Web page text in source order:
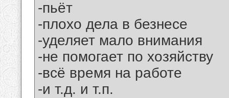
-пьёт
-плохо дела в безнесе
-уделяет мало внимания
-не помогает по хозяйству
-всё время на работе
-и т.д. и т.п.